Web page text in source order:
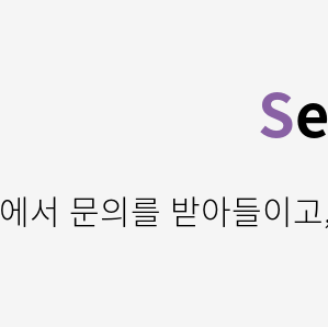
S
에서 문의를 받아들이